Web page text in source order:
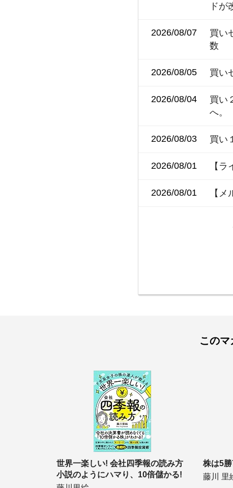
ドが
2026/08/07
買い
数
2026/08/05 買い
2026/08/04
買い
へ。
2026/08/03 買い
2026/08/01 【
2026/08/01 【
この
世界一楽しい! 会社四季報の読み方
小説のようにハマり、10倍儲かる!
株は5
藤川 里